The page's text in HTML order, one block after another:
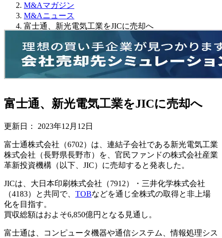
M&Aマガジン
M&Aニュース
富士通、新光電気工業をJICに売却へ
富士通、新光電気工業をJICに売却へ
更新日： 2023年12月12日
富士通株式会社（6702）は、連結子会社である新光電気工業
株式会社（長野県長野市）を、官民ファンドの株式会社産業
革新投資機構（以下、JIC）に売却すると発表した。
JICは、大日本印刷株式会社（7912）・三井化学株式会社
（4183）と共同で、 TOBなどを通じ全株式の取得と非上場
化を目指す。
買収総額はおよそ6,850億円となる見通し。
富士通は、コンピュータ機器や通信システム、情報処理シス